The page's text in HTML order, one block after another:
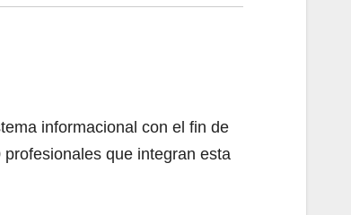
informacional con el fin de
que integran esta